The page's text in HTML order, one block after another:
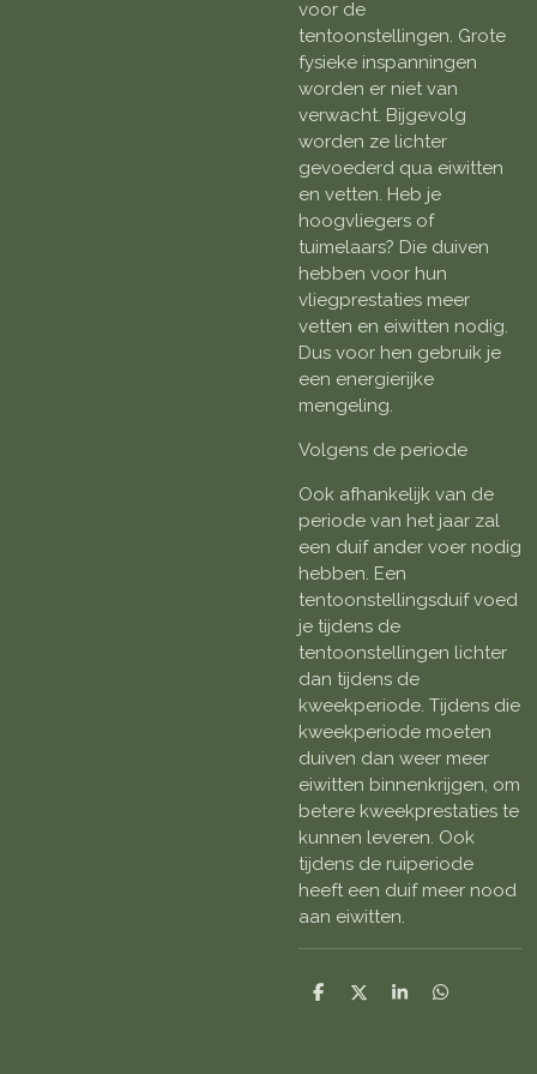
voor de
tentoonstellingen. Grote
fysieke inspanningen
worden er niet van
verwacht. Bijgevolg
worden ze lichter
gevoederd qua eiwitten
en vetten. Heb je
hoogvliegers of
tuimelaars? Die duiven
hebben voor hun
vliegprestaties meer
vetten en eiwitten nodig.
Dus voor hen gebruik je
een energierijke
mengeling.
Volgens de periode
Ook afhankelijk van de
periode van het jaar zal
een duif ander voer nodig
hebben. Een
tentoonstellingsduif voed
je tijdens de
tentoonstellingen lichter
dan tijdens de
kweekperiode. Tijdens die
kweekperiode moeten
duiven dan weer meer
eiwitten binnenkrijgen, om
betere kweekprestaties te
kunnen leveren. Ook
tijdens de ruiperiode
heeft een duif meer nood
aan eiwitten.
D
D
S
D